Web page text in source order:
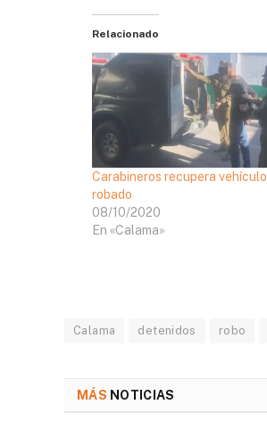
Relacionado
Carabineros recupera vehículo
robado
08/10/2020
En «Calama»
Calama detenidos robo
MÁS NOTICIAS